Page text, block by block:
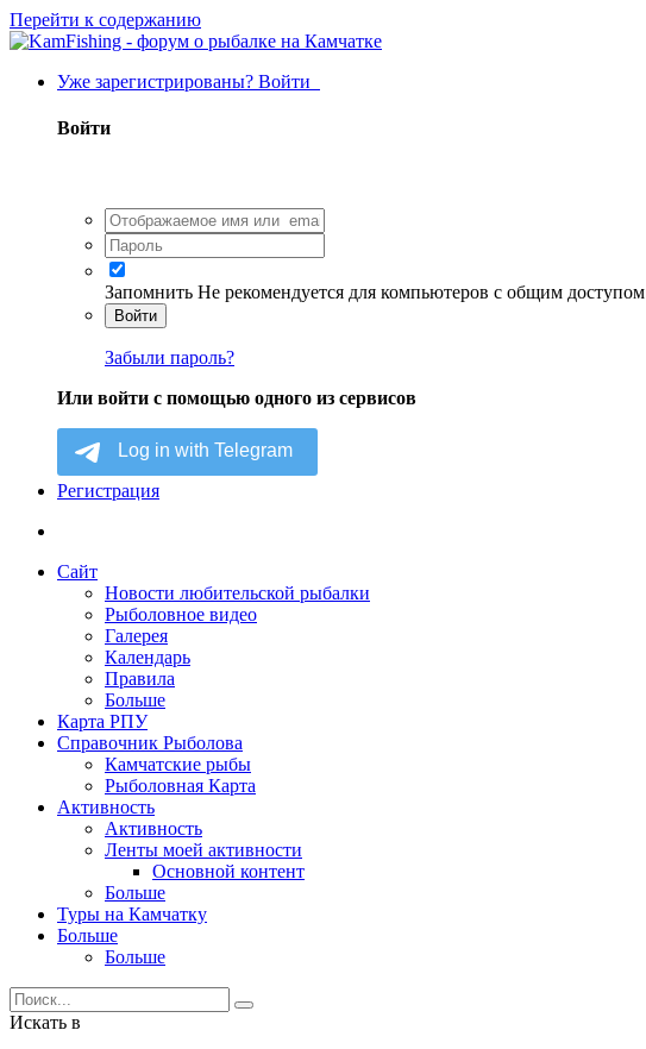
Перейти к содержанию
Уже зарегистрированы? Войти
Войти
Запомнить Не рекомендуется для компьютеров с общим доступом
Войти
Забыли пароль?
Или войти с помощью одного из сервисов
Регистрация
Сайт
Новости любительской рыбалки
Рыболовное видео
Галерея
Календарь
Правила
Больше
Карта РПУ
Справочник Рыболова
Камчатские рыбы
Рыболовная Карта
Активность
Активность
Ленты моей активности
Основной контент
Больше
Туры на Камчатку
Больше
Больше
Искать в